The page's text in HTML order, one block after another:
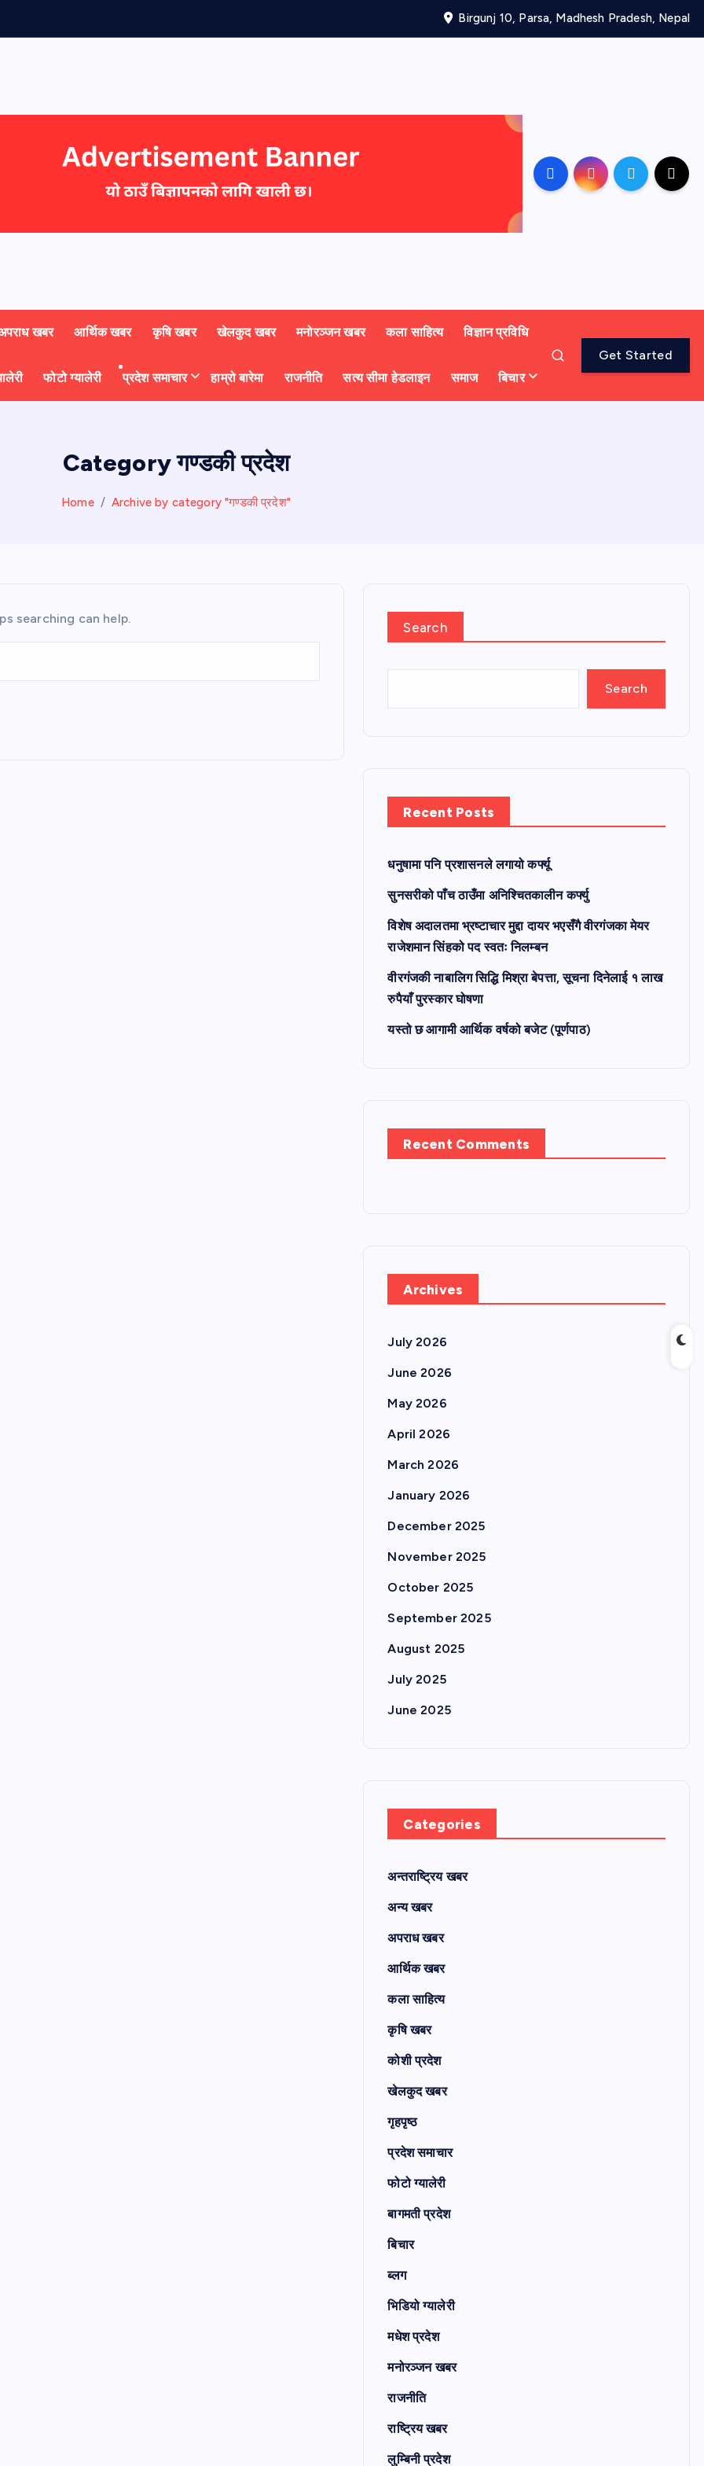
Birgunj 10, Parsa, Madhesh Pradesh, Nepal
खबर आर्थिक खबर कृषि खबर खेलकुद खबर मनोरञ्जन खबर कला साहित्य विज्ञान प्रविधि
फोटो ग्यालेरी प्रदेश समाचार हाम्रो बारेमा राजनीति सत्य सीमा हेडलाइन समाज बिचार
Get Started
Category गण्डकी प्रदेश
Home Archive by category "गण्डकी प्रदेश"
searching can help.
Search
Search
Recent Posts
धनुषामा पनि प्रशासनले लगायो कर्फ्यू
सुनसरीको पाँच ठाउँमा अनिश्चितकालीन कर्फ्यु
विशेष अदालतमा भ्रष्टाचार मुद्दा दायर भएसँगै वीरगंजका मेयर
राजेशमान सिंहको पद स्वतः निलम्बन
वीरगंजकी नाबालिग सिद्धि मिश्रा बेपत्ता, सूचना दिनेलाई १ लाख
रुपैयाँ पुरस्कार घोषणा
यस्तो छ आगामी आर्थिक वर्षको बजेट (पूर्णपाठ)
Recent Comments
Archives
July 2026
June 2026
May 2026
April 2026
March 2026
January 2026
December 2025
November 2025
October 2025
September 2025
August 2025
July 2025
June 2025
Categories
अन्तराष्ट्रिय खबर
अन्य खबर
अपराध खबर
आर्थिक खबर
कला साहित्य
कृषि खबर
कोशी प्रदेश
खेलकुद खबर
गृहपृष्ठ
प्रदेश समाचार
फोटो ग्यालेरी
बागमती प्रदेश
बिचार
ब्लग
भिडियो ग्यालेरी
मधेश प्रदेश
मनोरञ्जन खबर
राजनीति
राष्ट्रिय खबर
लुम्बिनी प्रदेश